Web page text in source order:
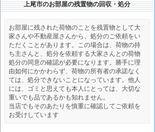
上尾市のお部屋の残置物の回収・処分
お部屋に残された荷物のことを残置物として大
家さんや不動産屋さんから、処分のご依頼をい
ただくことがあります。この場合は、荷物の持
ち主さんと、処分を依頼する大家さんとの荷物
処分の同意の確認が必要になります。勝手に理
由如何にかかわらず、荷物の所有者の承諾なく
ては、処分できないことになっています。他人
には、ゴミと思えても本人にとっては、大切な
重いでも品であるかも知れません。
当店でもそのあたりを慎重に確認してご依頼を
お受けしています